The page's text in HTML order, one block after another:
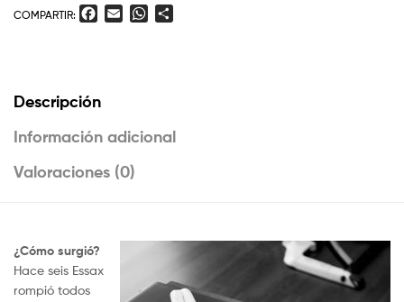
COMPARTIR:
o
k
W
p
i
Descripción
Información adicional
Valoraciones (0)
¿Cómo surgió?
Hace seis Essax ​
rompió todos